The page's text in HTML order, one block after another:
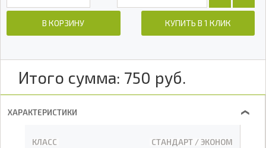
В КОРЗИНУ КУПИТЬ В 1 КЛИК
Итого сумма: 750 руб.
ХАРАКТЕРИСТИКИ ❯
КЛАСС СТАНДАРТ / ЭКОНОМ